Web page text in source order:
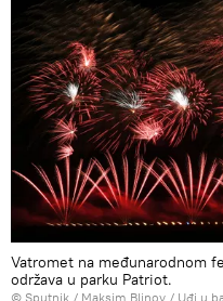
Vatromet na međunarodnom
održava u parku Patriot.
© Sputnik / Maksim Blinov / Uđi u